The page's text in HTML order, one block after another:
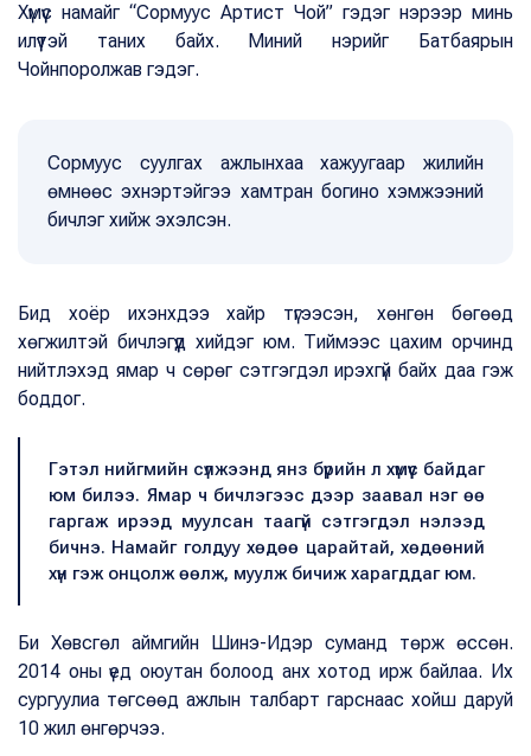
Хүмүүс намайг “Сормуус Артист Чой” гэдэг нэрээр минь
илүүтэй таних байх. Миний нэрийг Батбаярын
Чойнпоролжав гэдэг.
Сормуус суулгах ажлынхаа хажуугаар жилийн
өмнөөс эхнэртэйгээ хамтран богино хэмжээний
бичлэг хийж эхэлсэн.
Бид хоёр ихэнхдээ хайр түгээсэн, хөнгөн бөгөөд
хөгжилтэй бичлэгүүд хийдэг юм. Тиймээс цахим орчинд
нийтлэхэд ямар ч сөрөг сэтгэгдэл ирэхгүй байх даа гэж
боддог.
Гэтэл нийгмийн сүлжээнд янз бүрийн л хүмүүс байдаг
юм билээ. Ямар ч бичлэгээс дээр заавал нэг өө
гаргаж ирээд муулсан таагүй сэтгэгдэл нэлээд
бичнэ. Намайг голдуу хөдөө царайтай, хөдөөний
хүн гэж онцолж өөлж, муулж бичиж харагддаг юм.
Би Хөвсгөл аймгийн Шинэ-Идэр суманд төрж өссөн.
2014 оны үед оюутан болоод анх хотод ирж байлаа. Их
сургуулиа төгсөөд ажлын талбарт гарснаас хойш даруй
10 жил өнгөрчээ.